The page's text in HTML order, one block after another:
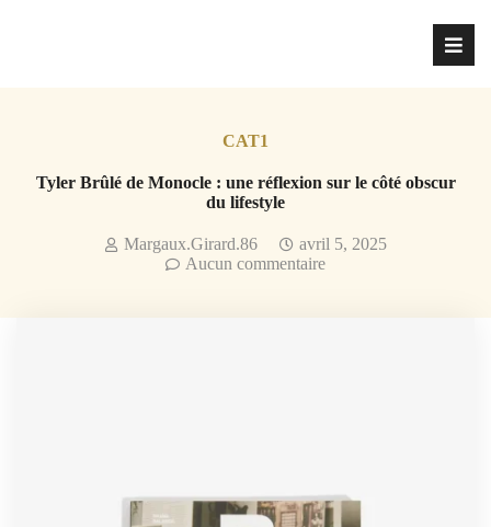
CAT1
Tyler Brûlé de Monocle : une réflexion sur le côté obscur
du lifestyle
Margaux.Girard.86
avril 5, 2025
Aucun commentaire